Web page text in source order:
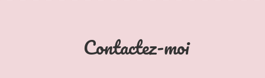
Contactez-moi